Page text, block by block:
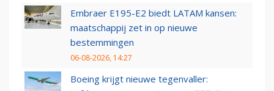
Embraer E195-E2 biedt LATAM kansen:
maatschappij zet in op nieuwe
bestemmingen
06-08-2026, 14:27
Boeing krijgt nieuwe tegenvaller: